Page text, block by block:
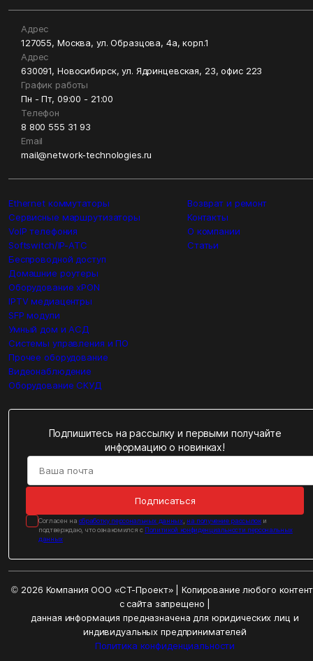
Адрес
127055, Москва, ул. Образцова, 4а, корп.1
Адрес
630091, Новосибирск, ул. Ядринцевская, 23, офис 223
График работы
Пн - Пт, 09:00 - 21:00
Телефон
8 800 555 31 93
Email
mail@network-technologies.ru
Ethernet коммутаторы
Сервисные маршрутизаторы
VoIP телефония
Softswitch/IP-ATC
Беспроводной доступ
Домашние роутеры
Оборудование xPON
IPTV медиацентры
SFP модули
Умный дом и АСД
Системы управления и ПО
Прочее оборудование
Видеонаблюдение
Оборудование СКУД
Возврат и ремонт
Контакты
О компании
Статьи
Подпишитесь на рассылку и первыми получайте
информацию о новинках!
Подписаться
Cогласен на обработку персональных данных, на получение рассылоки
подтверждаю, что ознакомился с Политикой конфиденциальности персональных
данных
© 2026 Компания ООО «СТ-Проект» | Копирование любого
с сайта запрещено |
данная информация предназначена для юридических лиц и
индивидуальных предпринимателей
Политика конфиденциальности